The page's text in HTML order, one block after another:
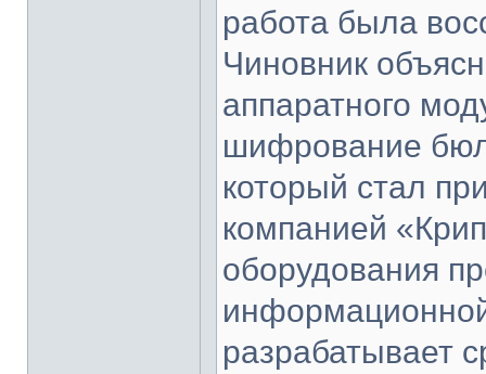
работа была
Чиновник
аппаратного
шифрование
который стал
компанией
оборудования
разрабатывает